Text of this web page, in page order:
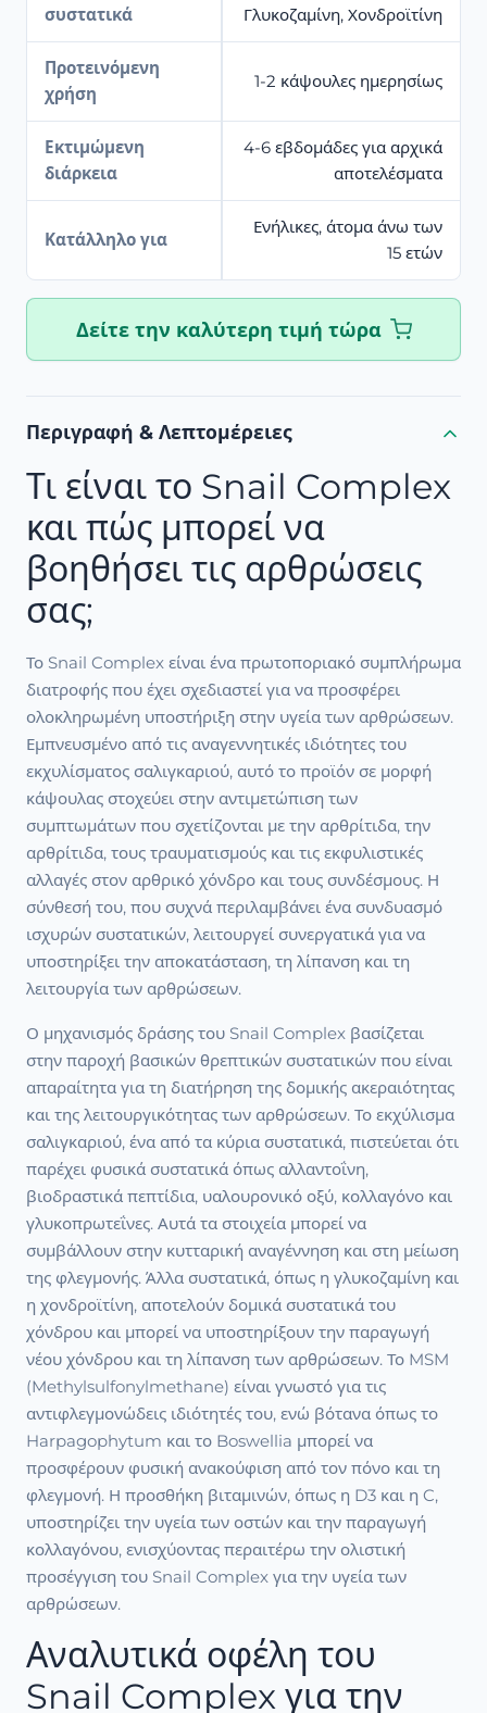
συστατικά
Γλυκοζαμίνη, Χονδροϊτίνη
Προτεινόμενη
χρήση
1-2 κάψουλες ημερησίως
Εκτιμώμενη
διάρκεια
4-6 εβδομάδες για αρχικά
αποτελέσματα
Κατάλληλο για
Ενήλικες, άτομα άνω των
15 ετών
Δείτε την καλύτερη τιμή τώρα
Περιγραφή & Λεπτομέρειες
Τι είναι το Snail Complex
και πώς μπορεί να
βοηθήσει τις αρθρώσεις
σας;
Το Snail Complex είναι ένα πρωτοποριακό συμπλήρωμα
διατροφής που έχει σχεδιαστεί για να προσφέρει
ολοκληρωμένη υποστήριξη στην υγεία των αρθρώσεων.
Εμπνευσμένο από τις αναγεννητικές ιδιότητες του
εκχυλίσματος σαλιγκαριού, αυτό το προϊόν σε μορφή
κάψουλας στοχεύει στην αντιμετώπιση των
συμπτωμάτων που σχετίζονται με την αρθρίτιδα, την
αρθρίτιδα, τους τραυματισμούς και τις εκφυλιστικές
αλλαγές στον αρθρικό χόνδρο και τους συνδέσμους. Η
σύνθεσή του, που συχνά περιλαμβάνει ένα συνδυασμό
ισχυρών συστατικών, λειτουργεί συνεργατικά για να
υποστηρίξει την αποκατάσταση, τη λίπανση και τη
λειτουργία των αρθρώσεων.
Ο μηχανισμός δράσης του Snail Complex βασίζεται
στην παροχή βασικών θρεπτικών συστατικών που είναι
απαραίτητα για τη διατήρηση της δομικής ακεραιότητας
και της λειτουργικότητας των αρθρώσεων. Το εκχύλισμα
σαλιγκαριού, ένα από τα κύρια συστατικά, πιστεύεται ότι
παρέχει φυσικά συστατικά όπως αλλαντοΐνη,
βιοδραστικά πεπτίδια, υαλουρονικό οξύ, κολλαγόνο και
γλυκοπρωτεΐνες. Αυτά τα στοιχεία μπορεί να
συμβάλλουν στην κυτταρική αναγέννηση και στη μείωση
της φλεγμονής. Άλλα συστατικά, όπως η γλυκοζαμίνη και
η χονδροϊτίνη, αποτελούν δομικά συστατικά του
χόνδρου και μπορεί να υποστηρίξουν την παραγωγή
νέου χόνδρου και τη λίπανση των αρθρώσεων. Το MSM
(Methylsulfonylmethane) είναι γνωστό για τις
αντιφλεγμονώδεις ιδιότητές του, ενώ βότανα όπως το
Harpagophytum και το Boswellia μπορεί να
προσφέρουν φυσική ανακούφιση από τον πόνο και τη
φλεγμονή. Η προσθήκη βιταμινών, όπως η D3 και η C,
υποστηρίζει την υγεία των οστών και την παραγωγή
κολλαγόνου, ενισχύοντας περαιτέρω την ολιστική
προσέγγιση του Snail Complex για την υγεία των
αρθρώσεων.
Αναλυτικά οφέλη του
Snail Complex για την